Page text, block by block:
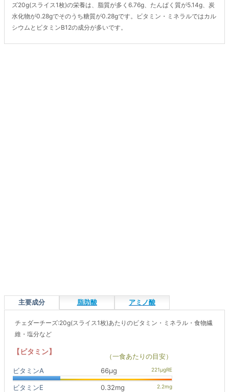
ズ20g(スライス1枚)の栄養は、脂質が多く6.76g、たんぱく質が5.14g、炭
水化物が0.28gでそのうち糖質が0.28gです。ビタミン・ミネラルではカル
シウムとビタミンB12の成分が多いです。
主要成分 脂肪酸 アミノ酸
チェダーチーズ:20g(スライス1枚)あたりのビタミン・ミネラル・食物繊
維・塩分など
【ビタミン】
（一食あたりの目安）
ビタミンA
66μg
ビタミンE 0.32mg